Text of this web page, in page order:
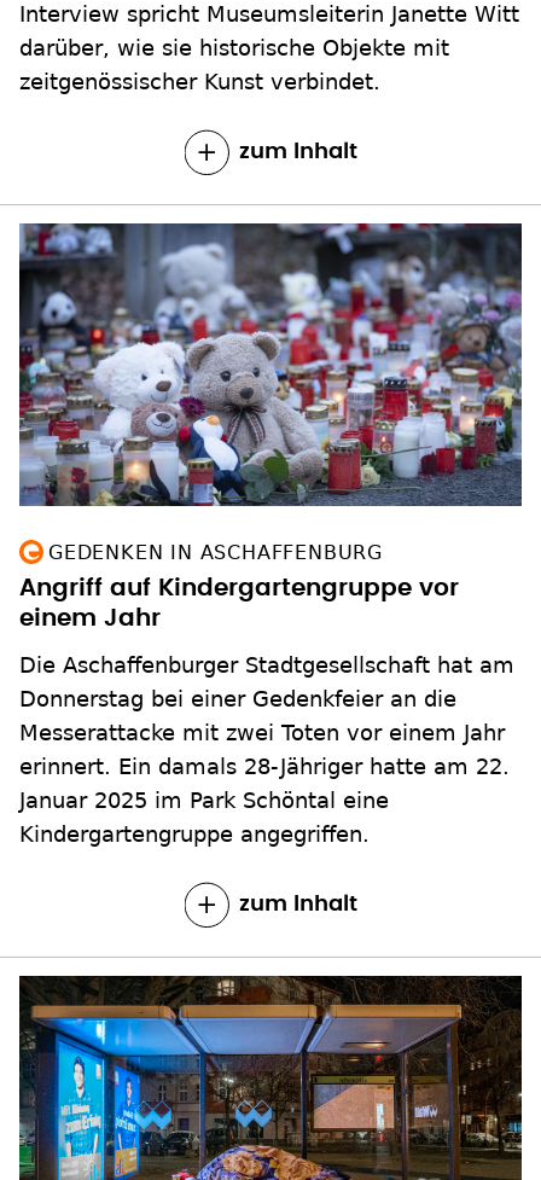
Interview spricht Museumsleiterin Janette Witt
darüber, wie sie historische Objekte mit
zeitgenössischer Kunst verbindet.
zum Inhalt
GEDENKEN IN ASCHAFFENBURG
Angriff auf Kindergartengruppe vor
einem Jahr
Die Aschaffenburger Stadtgesellschaft hat am
Donnerstag bei einer Gedenkfeier an die
Messerattacke mit zwei Toten vor einem Jahr
erinnert. Ein damals 28-Jähriger hatte am 22.
Januar 2025 im Park Schöntal eine
Kindergartengruppe angegriffen.
zum Inhalt